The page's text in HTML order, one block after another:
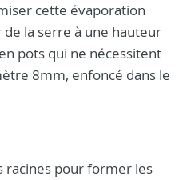
cette évaporation
la serre à une hauteur
pots qui ne nécessitent
8mm, enfoncé dans le
racines pour former les